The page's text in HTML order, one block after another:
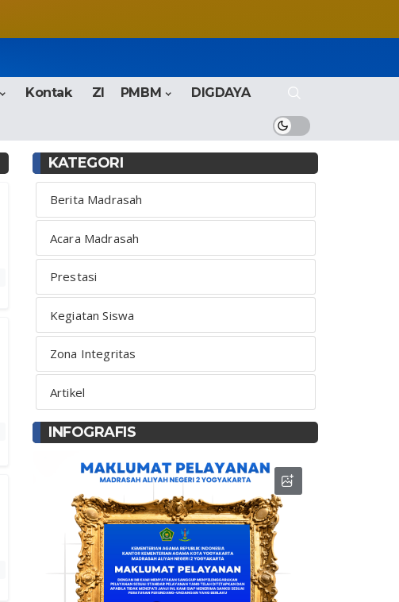
Kontak ZI PMBM DIGDAYA
KATEGORI
Berita Madrasah
Acara Madrasah
Prestasi
Kegiatan Siswa
Zona Integritas
Artikel
INFOGRAFIS